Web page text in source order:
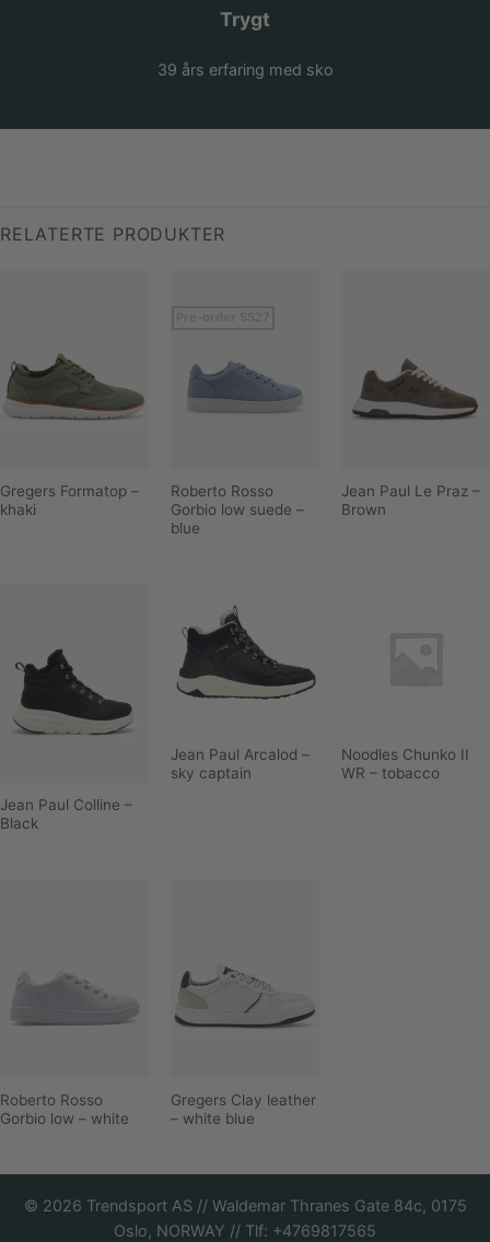
Trygt
39 års erfaring med sko
RELATERTE PRODUKTER
Gregers Formatop –
khaki
Roberto Rosso
Gorbio low suede –
blue
Jean Paul Le Praz –
Brown
Jean Paul Colline –
Black
Jean Paul Arcalod –
sky captain
Noodles Chunko II
WR – tobacco
Roberto Rosso
Gorbio low – white
Gregers Clay leather
– white blue
© 2026 Trendsport AS // Waldemar Thranes Gate 84c, 0175
Oslo, NORWAY // Tlf: +4769817565